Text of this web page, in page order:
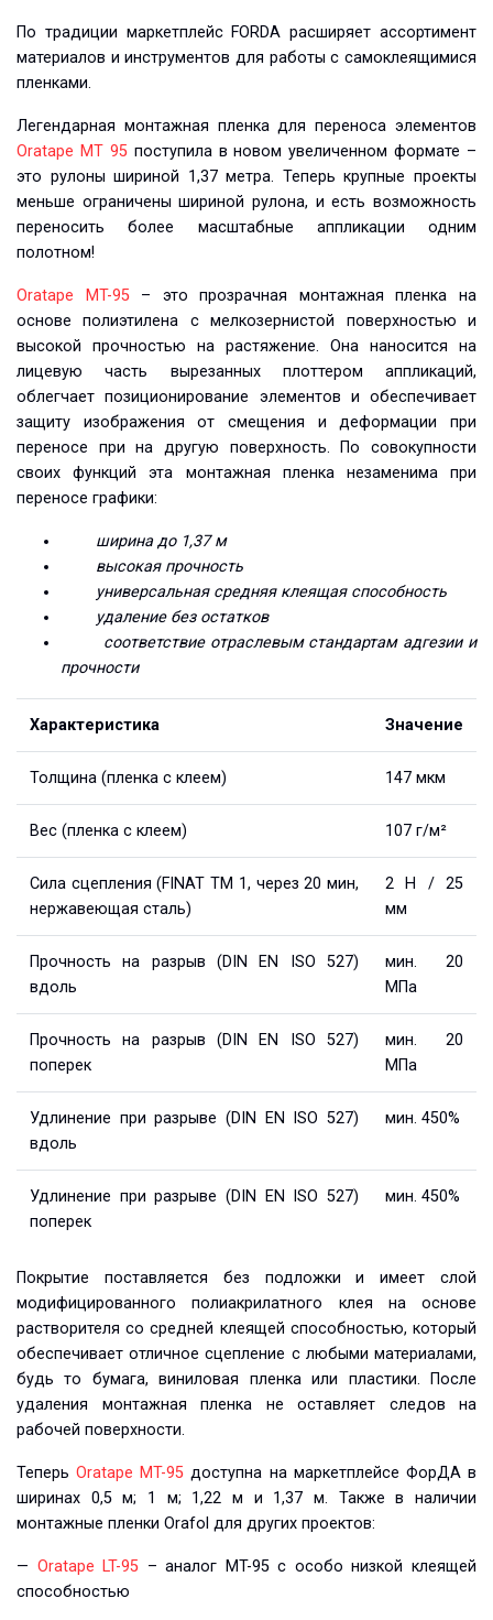
По традиции маркетплейс FORDA расширяет ассортимент
материалов и инструментов для работы с самоклеящимися
пленками.
Легендарная монтажная пленка для переноса элементов
Oratape MT 95поступила в новом увеличенном формате –
это рулоны шириной 1,37 метра. Теперь крупные проекты
меньше ограничены шириной рулона, и есть возможность
переносить более масштабные аппликации одним
полотном!
Oratape MT-95– это прозрачная монтажная пленка на
основе полиэтилена с мелкозернистой поверхностью и
высокой прочностью на растяжение. Она наносится на
лицевую часть вырезанных плоттером аппликаций,
облегчает позиционирование элементов и обеспечивает
защиту изображения от смещения и деформации при
переносе при на другую поверхность. По совокупности
своих функций эта монтажная пленка незаменима при
переносе графики:
ширина до 1,37 м
высокая прочность
универсальная средняя клеящая способность
удаление без остатков
соответствие отраслевым стандартам адгезии и
прочности
Характеристика Значение
Толщина (пленка с клеем) 147 мкм
Вес (пленка с клеем) 107 г/м²
Сила сцепления (FINAT TM 1, через 20 мин,
нержавеющая сталь)
2 Н / 25
мм
Прочность на разрыв (DIN EN ISO 527)
вдоль
мин. 20
МПа
Прочность на разрыв (DIN EN ISO 527)
поперек
мин. 20
МПа
Удлинение при разрыве (DIN EN ISO 527)
вдоль
мин. 450%
Удлинение при разрыве (DIN EN ISO 527)
поперек
мин. 450%
Покрытие поставляется без подложки и имеет слой
модифицированного полиакрилатного клея на основе
растворителя со средней клеящей способностью, который
обеспечивает отличное сцепление с любыми материалами,
будь то бумага, виниловая пленка или пластики. После
удаления монтажная пленка не оставляет следов на
рабочей поверхности.
ТеперьOratape MT-95 доступна на маркетплейсе ФорДА в
ширинах 0,5 м; 1 м; 1,22 м и 1,37 м. Также в наличии
монтажные пленки Orafol для других проектов:
— Oratape LT-95 – аналог MT-95 с особо низкой клеящей
способностью